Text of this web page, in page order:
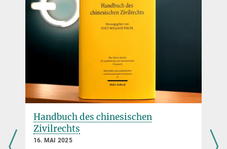
Handbuch des chinesischen
Zivilrechts
16. MAI 2025